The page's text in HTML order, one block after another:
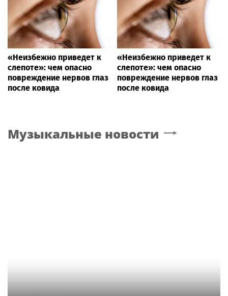
«Неизбежно приведет к
слепоте»: чем опасно
повреждение нервов глаз
после ковида
«Неизбежно приведет к
слепоте»: чем опасно
повреждение нервов глаз
после ковида
Музыкальные новости